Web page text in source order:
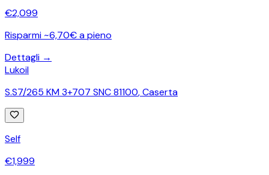
€2,099
Risparmi ~6,70€ a pieno
Dettagli →
Lukoil
S.S7/265 KM 3+707 SNC 81100,Caserta
Self
€1,999